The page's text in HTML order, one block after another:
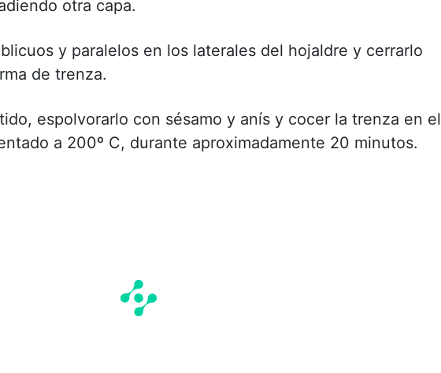
otra capa.
y paralelos en los laterales del hojaldre y cerrarlo
de trenza.
espolvorarlo con sésamo y anís y cocer la trenza en el
a 200º C, durante aproximadamente 20 minutos.